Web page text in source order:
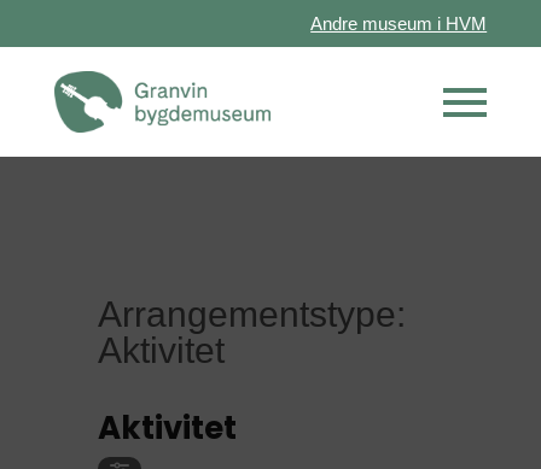
Andre museum i HVM
Arrangementstype:
Aktivitet
Aktivitet